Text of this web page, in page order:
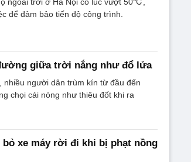
để đảm bảo tiến độ công trình.
giữa trời nắng như đổ lửa
nhiều người dân trùm kín từ đầu đến
chọi cái nóng như thiêu đốt khi ra
xe máy rời đi khi bị phạt nồng